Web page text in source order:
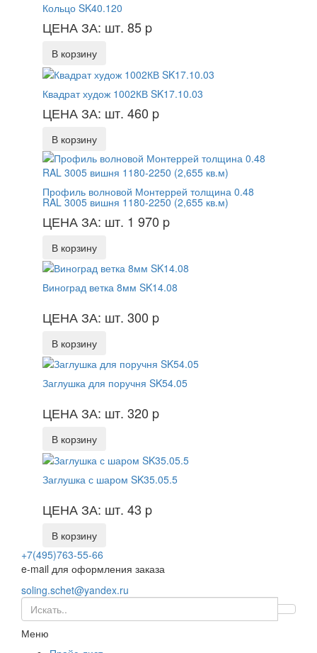
Кольцо SK40.120
ЦЕНА ЗА: шт. 85 p
В корзину
Квадрат худож 1002КВ SK17.10.03
ЦЕНА ЗА: шт. 460 p
В корзину
Профиль волновой Монтеррей толщина 0.48
RAL 3005 вишня 1180-2250 (2,655 кв.м)
ЦЕНА ЗА: шт. 1 970 p
В корзину
Виноград ветка 8мм SK14.08
ЦЕНА ЗА: шт. 300 p
В корзину
Заглушка для поручня SK54.05
ЦЕНА ЗА: шт. 320 p
В корзину
Заглушка с шаром SK35.05.5
ЦЕНА ЗА: шт. 43 p
В корзину
+7(495)763-55-66
e-mail для оформления заказа
soling.schet@yandex.ru
Меню